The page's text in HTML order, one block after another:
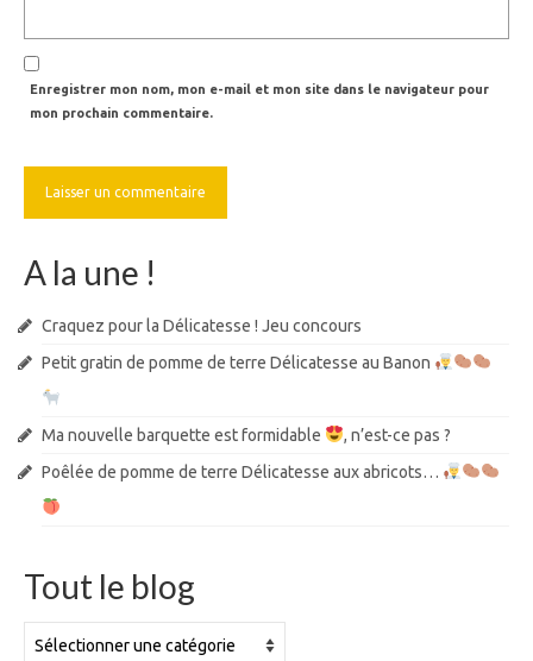
Enregistrer mon nom, mon e-mail et mon site dans le navigateur pour
mon prochain commentaire.
A la une !
Craquez pour la Délicatesse ! Jeu concours
Petit gratin de pomme de terre Délicatesse au Banon
Ma nouvelle barquette est formidable
, n’est-ce pas ?
Poêlée de pomme de terre Délicatesse aux abricots…
Tout le blog
le